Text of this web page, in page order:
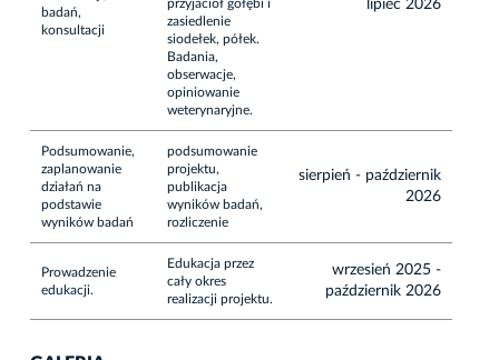
badań,
konsultacji
przyjaciół gołębi i
zasiedlenie
siodełek, półek.
Badania,
obserwacje,
opiniowanie
weterynaryjne.
lipiec 2026
Podsumowanie,
zaplanowanie
działań na
podstawie
wyników badań
podsumowanie
projektu,
publikacja
wyników badań,
rozliczenie
sierpień - październik
2026
Prowadzenie
edukacji.
Edukacja przez
cały okres
realizacji projektu.
wrzesień 2025 -
październik 2026